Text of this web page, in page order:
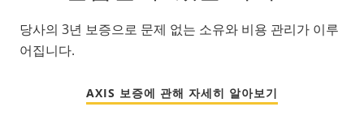
당사의 3년 보증으로 문제 없는 소유와 비용 관리가 이루
어집니다.
AXIS 보증에 관해 자세히 알아보기